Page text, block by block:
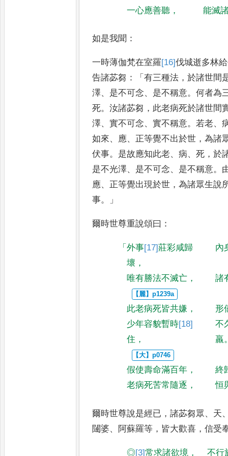
一心應善聽 ， 能滅
如是我聞 ：
一時薄伽梵在室羅[16]伐城逝多林
告諸苾芻 ：「有三種法 ，於諸世間
澤、 是不可念、 是不稱意。何者為
死。汝諸苾芻 ， 此老病死於諸世間
澤、實不可念、實不稱意。若老、
如來、 應、 正等覺不出於世 ，為諸
伏事。 是故應知此老、病、死 ，於
是不光澤、 是不可念、 是不稱意。
應、 正等覺出現於世 ，為諸眾生說
事。」
爾時世尊重說頌曰 ：
「外事[17]莊彩咸歸
壞 ，
內
唯有勝法不滅亡 ， 諸
此老病死皆共嫌 ，
形
少年容貌暫時[18]
住 ，
不
羸
假使壽命滿百年 ，
終
老病死苦常隨逐 ， 恒
爾時世尊說是經已 ，諸苾芻眾、 天
闥婆、 阿蘇羅等 ， 皆大歡喜 ，信受
◎[3]常求諸欲境 ， 不行